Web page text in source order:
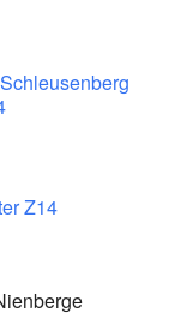
Z14